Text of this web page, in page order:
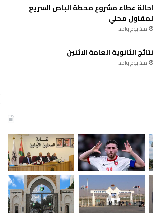
احالة عطاء مشروع محطة الباص السريع
لمقاول محلي
منذ يوم واحد
نتائج الثانوية العامة الاثنين
منذ يوم واحد